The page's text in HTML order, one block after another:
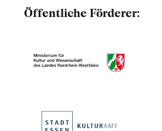
Öffentliche Förderer: